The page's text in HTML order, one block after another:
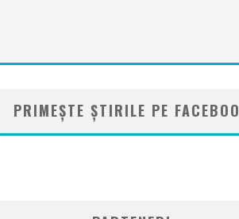
PRIMEȘTE ȘTIRILE PE